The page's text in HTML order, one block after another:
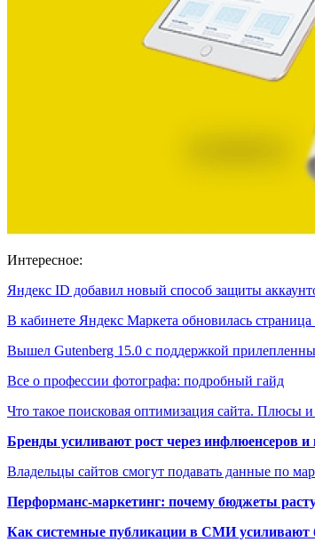
Интересное:
Яндекс ID добавил новый способ защиты
В кабинете Яндекс Маркета обновилась
Вышел Gutenberg 15.0 с поддержкой
Все о профессии фотографа: подробный гайд
Что такое поисковая оптимизация сайта. Плюсы
Бренды усиливают рост через инфлюенсеров и
Владельцы сайтов смогут подавать данные по
Перформанс-маркетинг: почему бюджеты
Как системные публикации в СМИ усиливают